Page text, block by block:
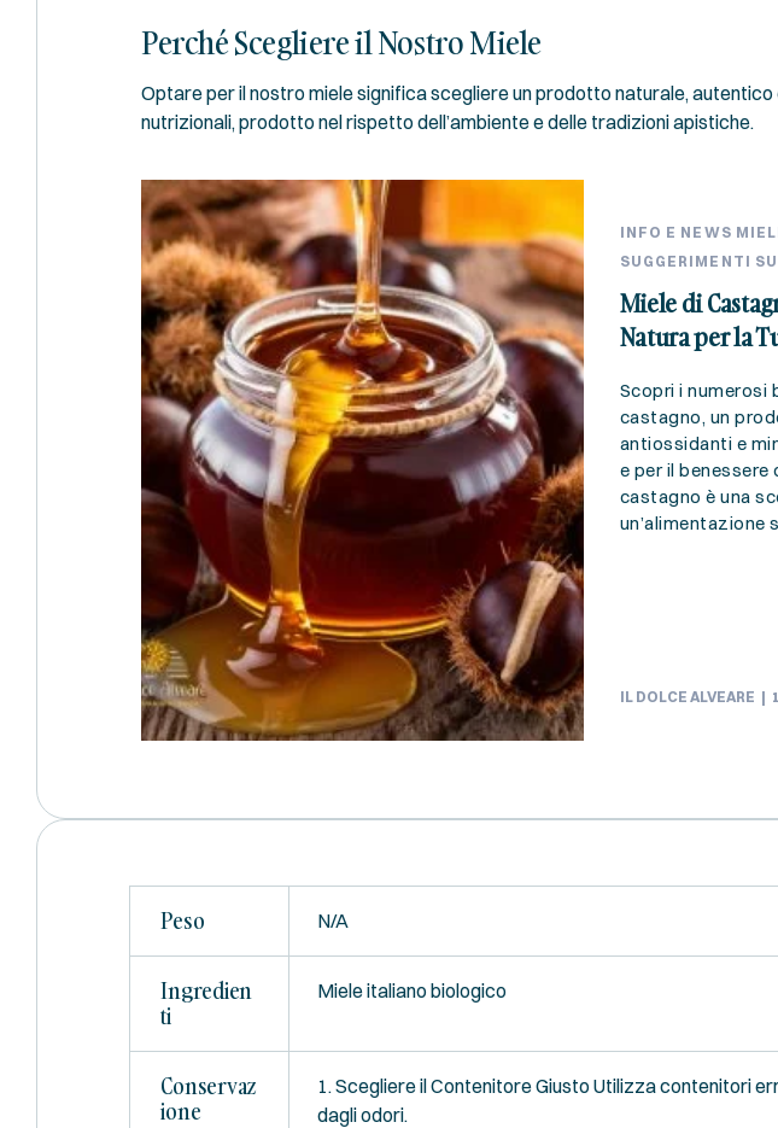
Perché Scegliere il Nostro Miele
Optare per il nostro miele significa scegliere un prodotto naturale,
nutrizionali, prodotto nel rispetto dell’ambiente e delle tradizioni apistiche.
INFO E NEWS
SUGGERIMENTI
Miele di
Natura per la
Scopri i numerosi
castagno, un
antiossidanti e
e per il benessere
castagno è una
un’alimentazione
IL DOLCE ALVEARE
Peso N/A
Ingredien
Ti
Miele italiano biologico
Conservaz
Ione
1. Scegliere il Contenitore Giusto Utilizza contenitori
dagli odori.